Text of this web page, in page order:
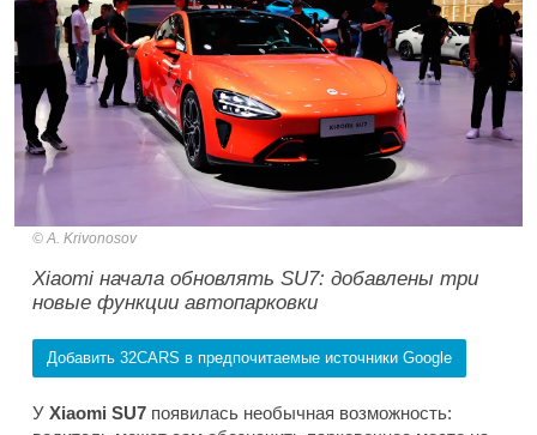
A. Krivonosov
Xiaomi начала обновлять SU7: добавлены три
новые функции автопарковки
Добавить 32CARS в предпочитаемые источники Google
У Xiaomi SU7 появилась необычная возможность: